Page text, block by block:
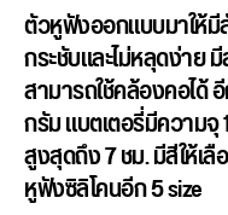
ตัวหูฟังออกแบบมาให้
กระชับและไม่หลุดง่าย
สามารถใช้คล้องคอได้
กรัม แบตเตอรี่มีความจุ
สูงสุดถึง 7 ชม. มีสีให้เ
หูฟังซิลิโคนอีก 5 size